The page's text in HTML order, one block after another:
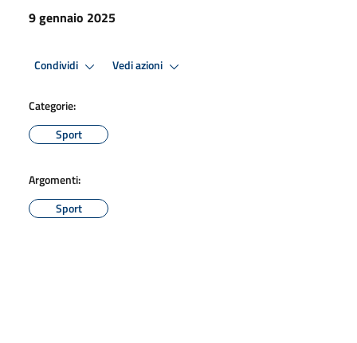
9 gennaio 2025
Condividi Vedi azioni
Categorie:
Sport
Argomenti:
Sport